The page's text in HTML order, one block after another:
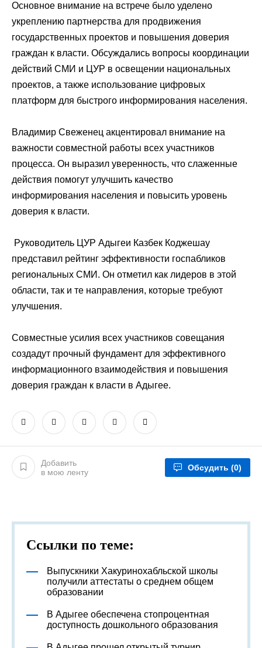
Основное внимание на встрече было уделено
укреплению партнерства для продвижения
государственных проектов и повышения доверия
граждан к власти. Обсуждались вопросы координации
действий СМИ и ЦУР в освещении национальных
проектов, а также использование цифровых
платформ для быстрого информирования населения.
Владимир Свеженец акцентировал внимание на
важности совместной работы всех участников
процесса. Он выразил уверенность, что слаженные
действия помогут улучшить качество
информирования населения и повысить уровень
доверия к власти.
Руководитель ЦУР Адыгеи Казбек Коджешау
представил рейтинг эффективности госпабликов
региональных СМИ. Он отметил как лидеров в этой
области, так и те направления, которые требуют
улучшения.
Совместные усилия всех участников совещания
создадут прочный фундамент для эффективного
информационного взаимодействия и повышения
доверия граждан к власти в Адыгее.
Добавить
в мою ленту
Обсудить (0)
Ссылки по теме:
Выпускники Хакуринохабльской школы
получили аттестаты о среднем общем
образовании
В Адыгее обеспечена стопроцентная
доступность дошкольного образования